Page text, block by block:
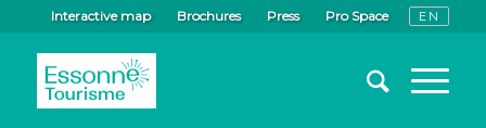
Interactive map Brochures Press Pro Space